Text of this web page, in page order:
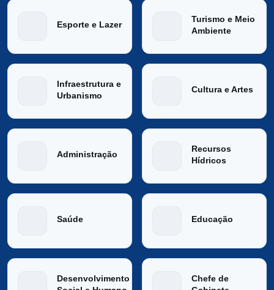
Esporte e Lazer
Turismo e Meio
Ambiente
Infraestrutura e
Urbanismo
Cultura e Artes
Administração
Recursos
Hídricos
Saúde Educação
Desenvolvimento
Chefe de